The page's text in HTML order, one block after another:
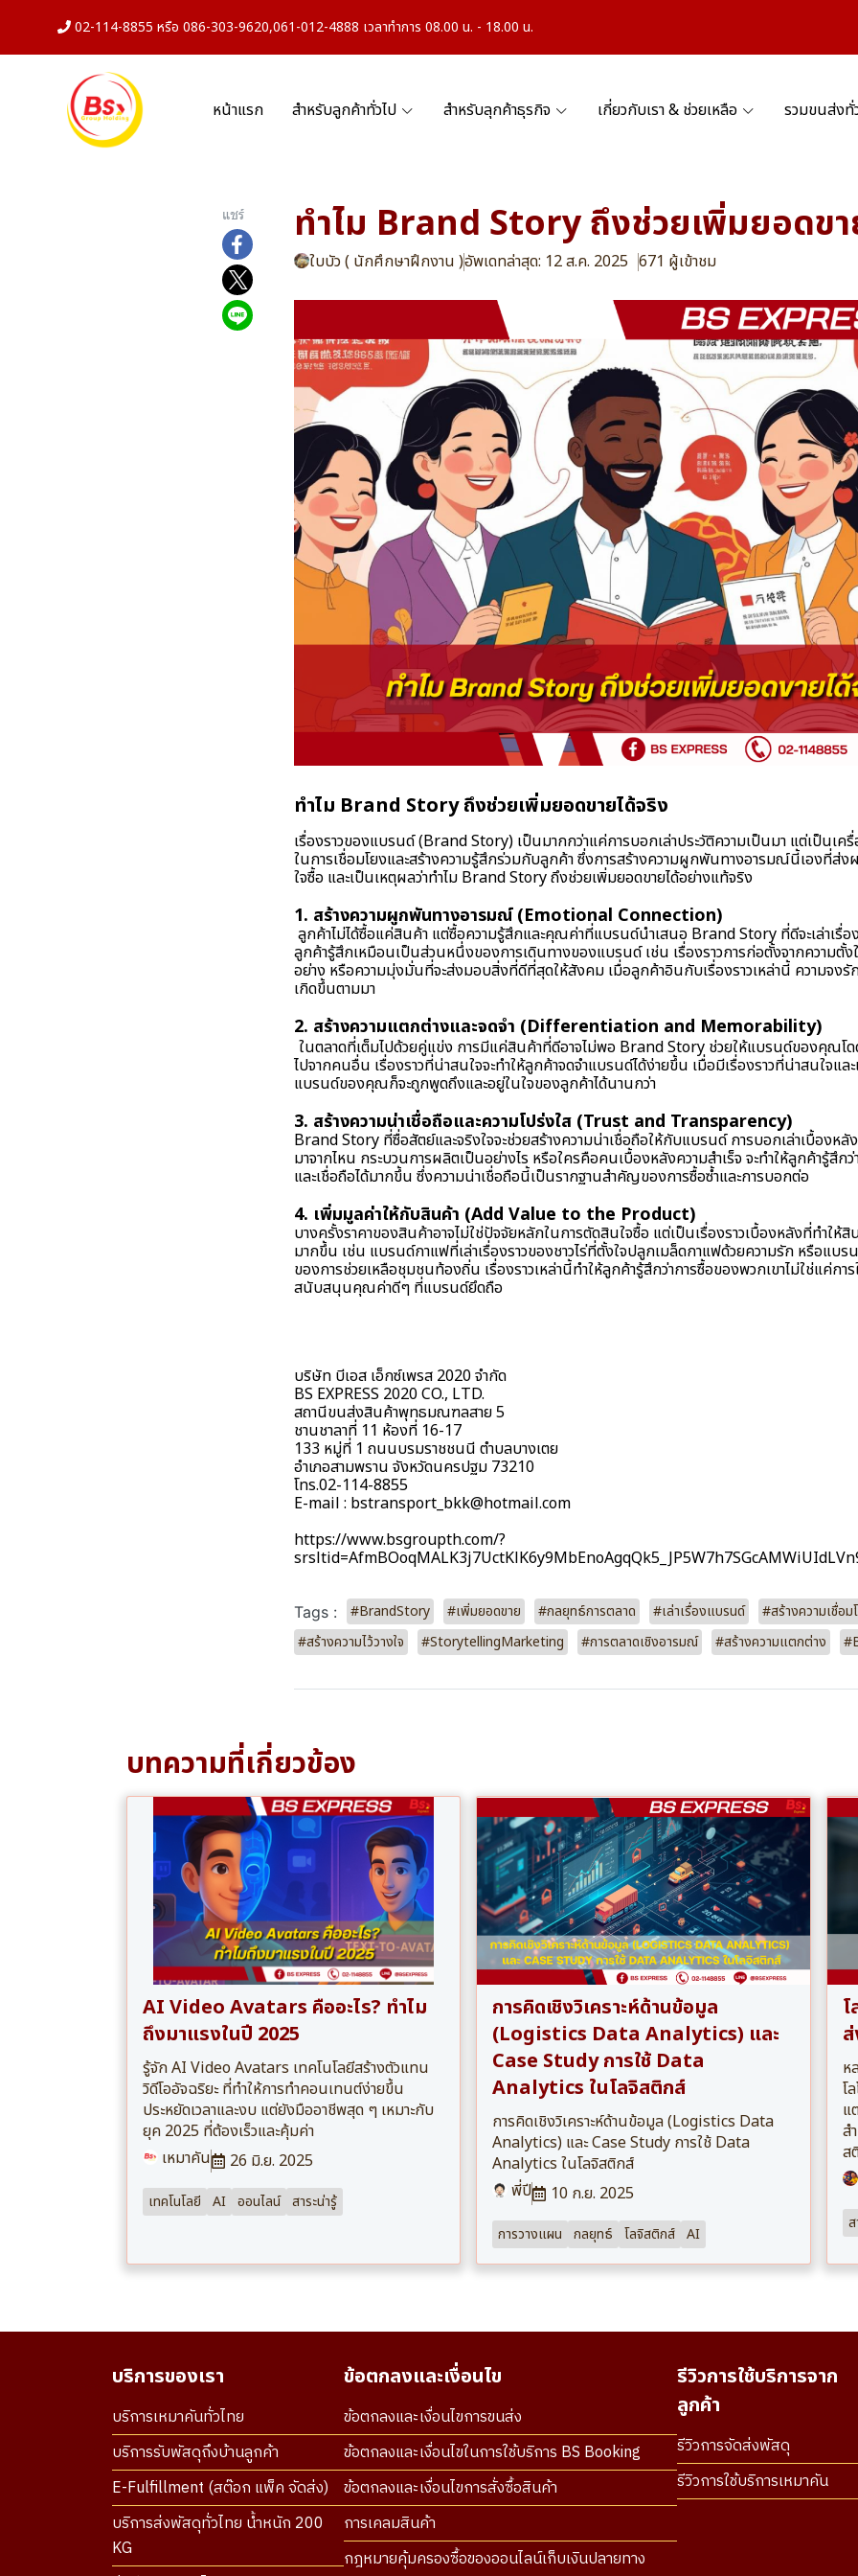
02-114-8855 หรือ 086-303-9620,061-012-4888 เวลาทำการ 08.00 น. - 18.00 น.
หน้าแรก สำหรับลูกค้าทั่วไป สำหรับลุกค้าธุรกิจ เกี่ยวกับเรา & ช่วยเหลือ รวมขนส่งทั่
แชร์ ทําไม Brand Story ถึงช่วยเพิ่มยอดขา
ใบบัว ( นักศึกษาฝึกงาน )อัพเดทล่าสุด: 12 ส.ค. 2025 671 ผู้เข้าชม
ทําไม Brand Story ถึงช่วยเพิ่มยอดขายได้จริง
เรื่องราวของแบรนด์ (Brand Story) เป็นมากกว่าแค่การบอกเล่าประวัติความเป็นมา แต่เป็นเ
ในการเชื่อมโยงและสร้างความรู้สึกร่วมกับลูกค้า ซึ่งการสร้างความผูกพันทางอารมณ์นี้เองที่ส่ง
ใจซื้อ และเป็นเหตุผลว่าทำไม Brand Story ถึงช่วยเพิ่มยอดขายได้อย่างแท้จริง
1. สร้างความผูกพันทางอารมณ์ (Emotional Connection)
ลูกค้าไม่ได้ซื้อแค่สินค้า แต่ซื้อความรู้สึกและคุณค่าที่แบรนด์นำเสนอ Brand Story ที่ดีจะเล่าเรื่อง
ลูกค้ารู้สึกเหมือนเป็นส่วนหนึ่งของการเดินทางของแบรนด์ เช่น เรื่องราวการก่อตั้งจากความตั้
อย่าง หรือความมุ่งมั่นที่จะส่งมอบสิ่งที่ดีที่สุดให้สังคม เมื่อลูกค้าอินกับเรื่องราวเหล่านี้ ความจง
เกิดขึ้นตามมา
2. สร้างความแตกต่างและจดจำ (Differentiation and Memorability)
ในตลาดที่เต็มไปด้วยคู่แข่ง การมีแค่สินค้าที่ดีอาจไม่พอ Brand Story ช่วยให้แบรนด์ของคุณโ
ไปจากคนอื่น เรื่องราวที่น่าสนใจจะทำให้ลูกค้าจดจำแบรนด์ได้ง่ายขึ้น เมื่อมีเรื่องราวที่น่าสนใจแ
แบรนด์ของคุณก็จะถูกพูดถึงและอยู่ในใจของลูกค้าได้นานกว่า
3. สร้างความน่าเชื่อถือและความโปร่งใส (Trust and Transparency)
Brand Story ที่ซื่อสัตย์และจริงใจจะช่วยสร้างความน่าเชื่อถือให้กับแบรนด์ การบอกเล่าเบื้องห
มาจากไหน กระบวนการผลิตเป็นอย่างไร หรือใครคือคนเบื้องหลังความสำเร็จ จะทำให้ลูกค้ารู้สึก
และเชื่อถือได้มากขึ้น ซึ่งความน่าเชื่อถือนี้เป็นรากฐานสำคัญของการซื้อซ้ำและการบอกต่อ
4. เพิ่มมูลค่าให้กับสินค้า (Add Value to the Product)
บางครั้งราคาของสินค้าอาจไม่ใช่ปัจจัยหลักในการตัดสินใจซื้อ แต่เป็นเรื่องราวเบื้องหลังที่ทำใ
มากขึ้น เช่น แบรนด์กาแฟที่เล่าเรื่องราวของชาวไร่ที่ตั้งใจปลูกเมล็ดกาแฟด้วยความรัก หรือแบรน
ของการช่วยเหลือชุมชนท้องถิ่น เรื่องราวเหล่านี้ทำให้ลูกค้ารู้สึกว่าการซื้อของพวกเขาไม่ใช่แค่กา
สนับสนุนคุณค่าดีๆ ที่แบรนด์ยึดถือ
บริษัท บีเอส เอ็กซ์เพรส 2020 จำกัด
BS EXPRESS 2020 CO., LTD.
สถานีขนส่งสินค้าพุทธมณฑลสาย 5
ชานชาลาที่ 11 ห้องที่ 16-17
133 หมู่ที่ 1 ถนนบรมราชชนนี ตำบลบางเตย
อำเภอสามพราน จังหวัดนครปฐม 73210
โทร.02-114-8855
E-mail : bstransport_bkk@hotmail.com
https://www.bsgroupth.com/?
Tags : #BrandStory #เพิ่มยอดขาย #กลยุทธ์การตลาด #เล่าเรื่องแบรนด์
#สร้างความเชื่อม
#สร้างความไว้วางใจ
#StorytellingMarketing #การตลาดเชิงอารมณ์ #สร้างความแตกต่าง
บทความที่เกี่ยวข้อง
AI Video Avatars คืออะไร? ทำไม
ถึงมาแรงในปี 2025
รู้จัก AI Video Avatars เทคโนโลยีสร้างตัวแทน
วิดีโออัจฉริยะ ที่ทำให้การทำคอนเทนต์ง่ายขึ้น
ประหยัดเวลาและงบ แต่ยังมืออาชีพสุด ๆ เหมาะกับ
ยุค 2025 ที่ต้องเร็วและคุ้มค่า
เหมาคัน
26 มิ.ย. 2025
เทคโนโลยี AI ออนไลน์ สาระน่ารู้
การคิดเชิงวิเคราะห์ด้านข้อมูล
(Logistics Data Analytics) และ
Case Study การใช้ Data
Analytics ในโลจิสติกส์
การคิดเชิงวิเคราะห์ด้านข้อมูล (Logistics Data
Analytics) และ Case Study การใช้ Data
Analytics ในโลจิสติกส์
พี่ปี
10 ก.ย. 2025
การวางแผน กลยุทธ์ โลจิสติกส์ AI
ห
โ
แ
ส
ส
บริการของเรา
บริการเหมาคันทั่วไทย
บริการรับพัสดุถึงบ้านลูกค้า
E-Fulfillment (สต๊อก แพ็ค จัดส่ง)
บริการส่งพัสดุทั่วไทย น้ำหนัก 200
KG
ข้อตกลงและเงื่อนไข
ข้อตกลงและเงื่อนไขการขนส่ง
ข้อตกลงและเงื่อนไขในการใช้บริการ BS Booking
ข้อตกลงและเงื่อนไขการสั่งซื้อสินค้า
การเคลมสินค้า
กฎหมายคุ้มครองซื้อของออนไลน์เก็บเงินปลายทาง
รีวิวการใช้บริการจาก
ลูกค้า
รีวิวการจัดส่งพัสดุ
รีวิวการใช้บริการเหมาคัน